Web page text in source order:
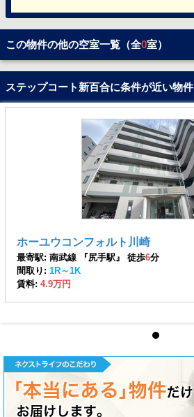
この物件の他の空室一覧（全0室）
ステップコート新百合に条件が近い物件
ホーユウコンフォルト川崎
最寄駅: 南武線 『尻手駅』 徒歩6分
間取り: 1R～1K
賃料: 4.9万円